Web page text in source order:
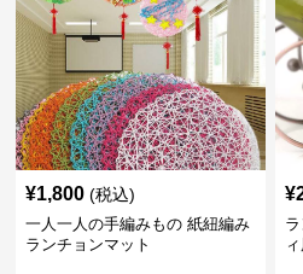
¥1,800 (税込)
一人一人の手編みもの 紙紐編み
ランチョンマット
¥